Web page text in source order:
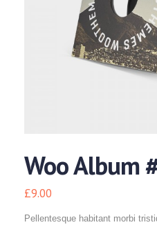
Woo Album
£9.00
Pellentesque habitant morbi